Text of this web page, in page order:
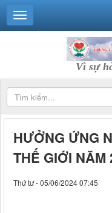
Vì sự
HƯỞNG ỨNG
THẾ GIỚI NĂM
Thứ tư - 05/06/2024 07:45